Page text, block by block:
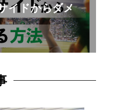
イドからダメ